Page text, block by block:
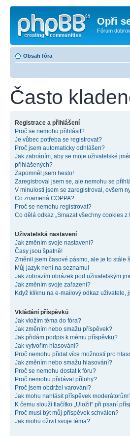
Opři
Fórum
Obsah fóra
Často
Registrace a přihlášení
Proč se nemohu přihlásit?
Je vůbec potřeba se registrovat?
Proč jsem automaticky odhlášen?
Jak zabráním, aby se moje uživatelské
přihlášených?
Zapomněl jsem heslo!
Zaregistroval jsem se, ale nemohu se
V minulosti jsem se zaregistroval, ovšem
Co znamená COPPA?
Proč se nemohu registrovat?
Co dělá odkaz „Smazat všechny cookies z
Uživatelská nastavení
Jak změním svoje nastavení?
Časy jsou špatně!
Změnil jsem časové pásmo, ale je to stále
Můj jazyk není na seznamu!
Jak zobrazím obrázek pod uživatelským
Jak změním svoje zařazení?
Když kliknu na e-mailový odkaz uživatele,
Vkládání příspěvků
Jak vložím téma do fóra?
Jak změním nebo smažu příspěvek?
Jak přidám podpis k mému příspěvku?
Jak vytvořím hlasování?
Proč nemohu přidat více možností pro
Jak změním nebo smažu hlasování?
Proč se nemohu dostat k fóru?
Proč nemohu přidávat přílohy?
Proč jsem obdržel varování?
Jak mohu nahlásit příspěvek
K čemu slouží tlačítko „Uložit“ při psaní
Proč musí být můj příspěvek schválen?
Jak mohu oživit svoje téma?